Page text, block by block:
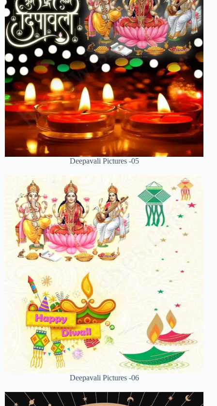
Deepavali Pictures -05
Deepavali Pictures -06